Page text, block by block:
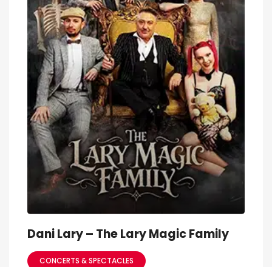
Dani Lary – The Lary Magic Family
CONCERTS & SPECTACLES